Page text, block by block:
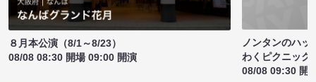
８月本公演（8/1～8/23）
08/08 08:30 開場 09:00 開演
ノンタンのハッ
わくピクニック
08/08 09:30 開